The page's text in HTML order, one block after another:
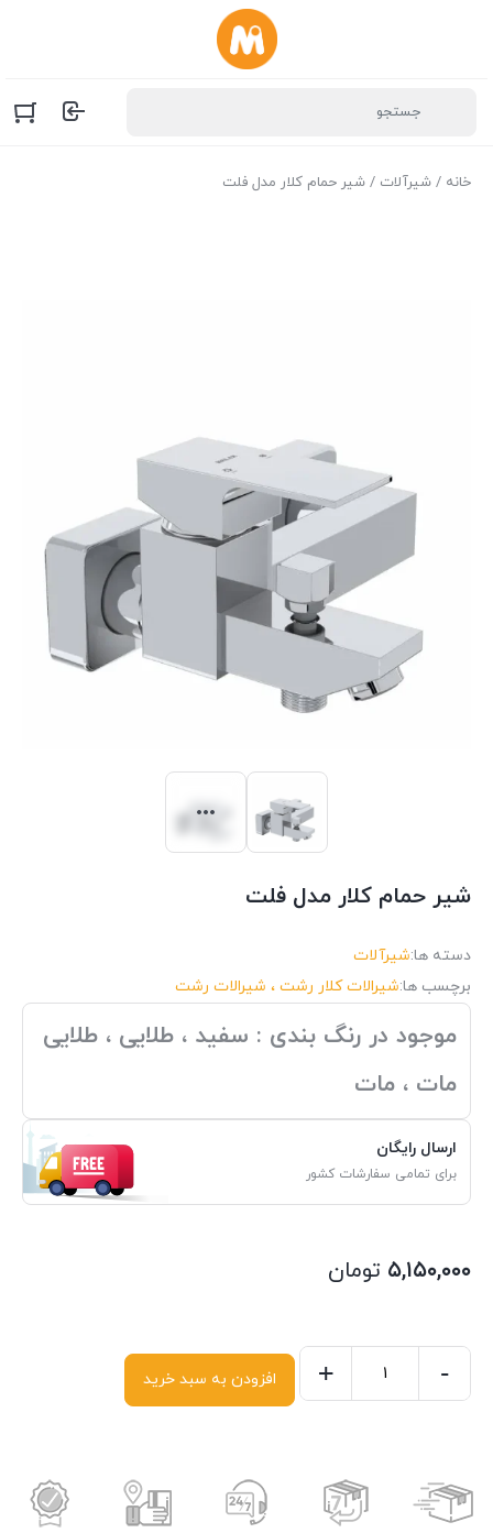
خانه / شیرآلات / شیر حمام کلار مدل فلت
شیر حمام کلار مدل فلت
دسته ها:شیرآلات
برچسب ها:شیرالات کلار رشت ، شیرالات رشت
موجود در رنگ بندی : سفید ، طلایی ، طلایی
مات ، مات
ارسال رایگان
برای تمامی سفارشات کشور
۵,۱۵۰,۰۰۰ تومان
مدل
فلت
-
+ افزودن به سبد خرید